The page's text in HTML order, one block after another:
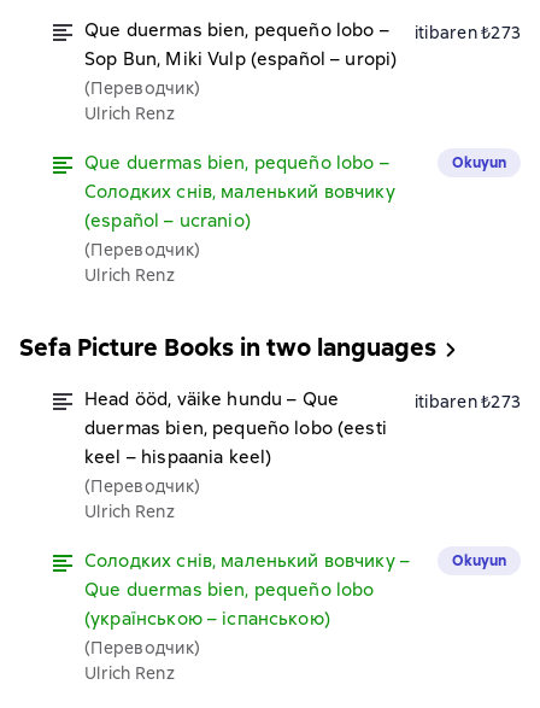
Que duermas bien, pequeño lobo –
Sop Bun, Miki Vulp (español – uropi)
(Переводчик)
Ulrich Renz
itibaren ₺273
Que duermas bien, pequeño lobo –
Солодких снів, маленький вовчикy
(español – ucranio)
(Переводчик)
Ulrich Renz
Okuyun
Sefa Picture Books in two languages
Head ööd, väike hundu – Que
duermas bien, pequeño lobo (eesti
keel – hispaania keel)
(Переводчик)
Ulrich Renz
itibaren ₺273
Солодких снів, маленький вовчикy –
Que duermas bien, pequeño lobo
(українською – іспанською)
(Переводчик)
Ulrich Renz
Okuyun